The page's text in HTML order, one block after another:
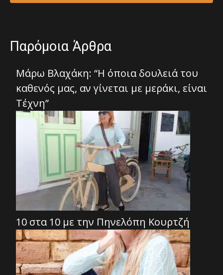
Παρόμοια Άρθρα
Μάρω Βλαχάκη: “Η όποια δουλειά του
καθενός μας, αν γίνεται με μεράκι, είναι
Τέχνη”
10 στα 10 με την Πηνελόπη Κουρτζή